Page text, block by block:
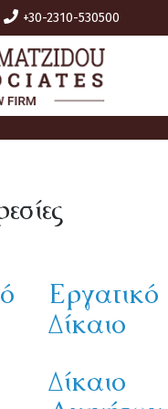
+30-2310-530500
Εργατικό
Δίκαιο
Δίκαιο